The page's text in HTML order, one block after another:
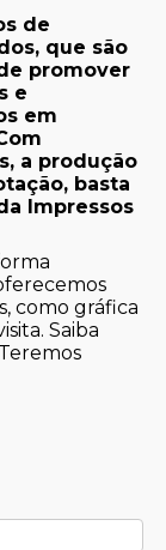
de
que são
promover
e
em
a produção
basta
Impressos
como gráfica
Saiba